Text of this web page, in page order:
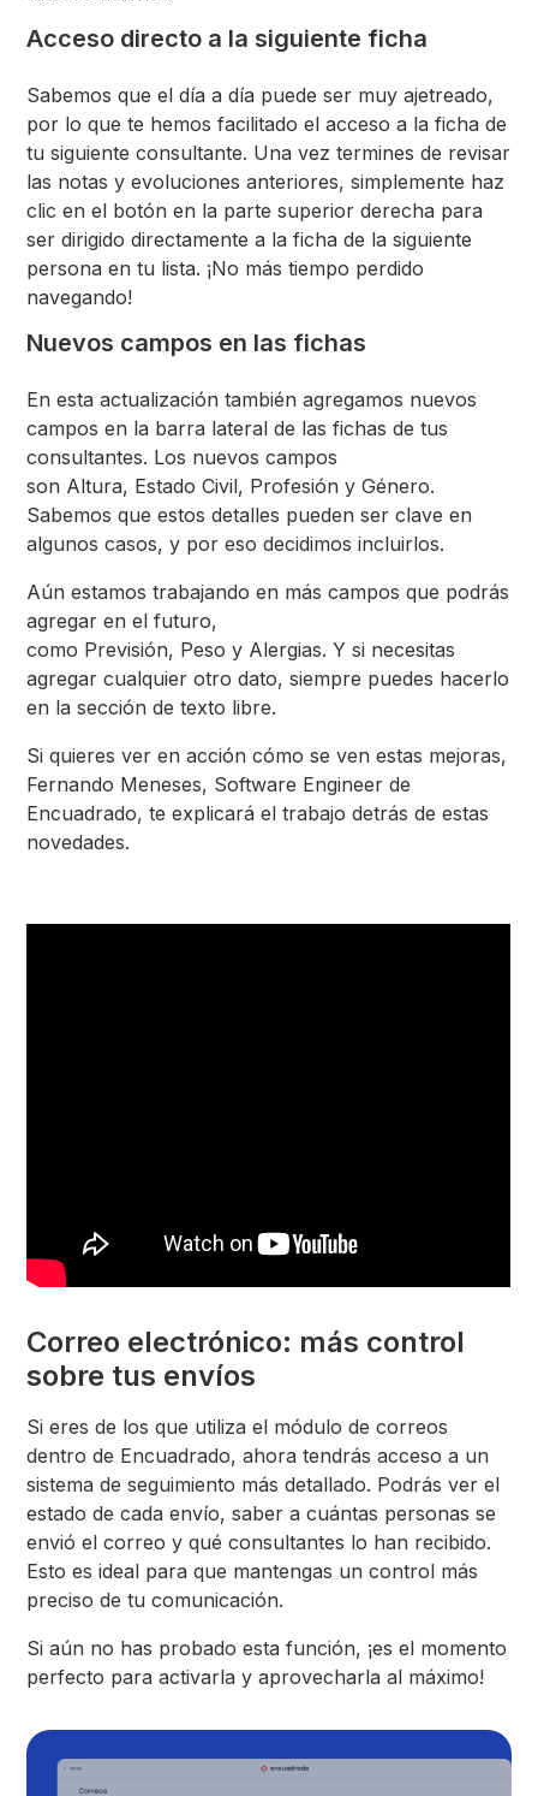
Acceso directo a la siguiente ficha
Sabemos que el día a día puede ser muy ajetreado,
por lo que te hemos facilitado el acceso a la ficha de
tu siguiente consultante. Una vez termines de revisar
las notas y evoluciones anteriores, simplemente haz
clic en el botón en la parte superior derecha para
ser dirigido directamente a la ficha de la siguiente
persona en tu lista. ¡No más tiempo perdido
navegando!
Nuevos campos en las fichas
En esta actualización también agregamos nuevos
campos en la barra lateral de las fichas de tus
consultantes. Los nuevos campos
son Altura, Estado Civil, Profesión y Género.
Sabemos que estos detalles pueden ser clave en
algunos casos, y por eso decidimos incluirlos.
Aún estamos trabajando en más campos que podrás
agregar en el futuro,
como Previsión, Peso y Alergias. Y si necesitas
agregar cualquier otro dato, siempre puedes hacerlo
en la sección de texto libre.
Si quieres ver en acción cómo se ven estas mejoras,
Fernando Meneses, Software Engineer de
Encuadrado, te explicará el trabajo detrás de estas
novedades.
Correo electrónico: más control
sobre tus envíos
Si eres de los que utiliza el módulo de correos
dentro de Encuadrado, ahora tendrás acceso a un
sistema de seguimiento más detallado. Podrás ver el
estado de cada envío, saber a cuántas personas se
envió el correo y qué consultantes lo han recibido.
Esto es ideal para que mantengas un control más
preciso de tu comunicación.
Si aún no has probado esta función, ¡es el momento
perfecto para activarla y aprovecharla al máximo!